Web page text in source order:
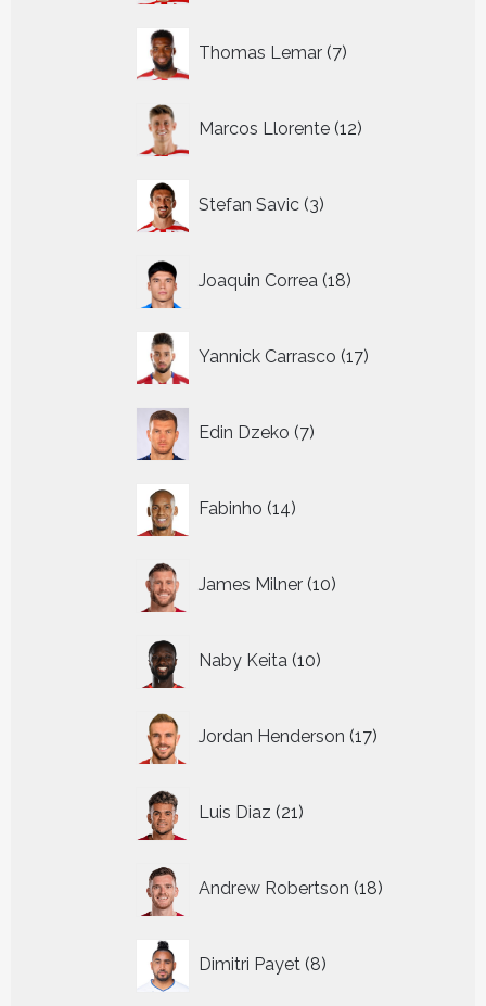
Thomas Lemar 7
producten
Marcos Llorente 12
producten
Stefan Savic 3
producten
Joaquin Correa 18
producten
Yannick Carrasco 17
producten
Edin Dzeko 7
producten
Fabinho 14
producten
James Milner 10
producten
Naby Keita 10
producten
Jordan Henderson 17
producten
Luis Diaz 21
producten
Andrew Robertson 18
producten
Dimitri Payet 8
producten